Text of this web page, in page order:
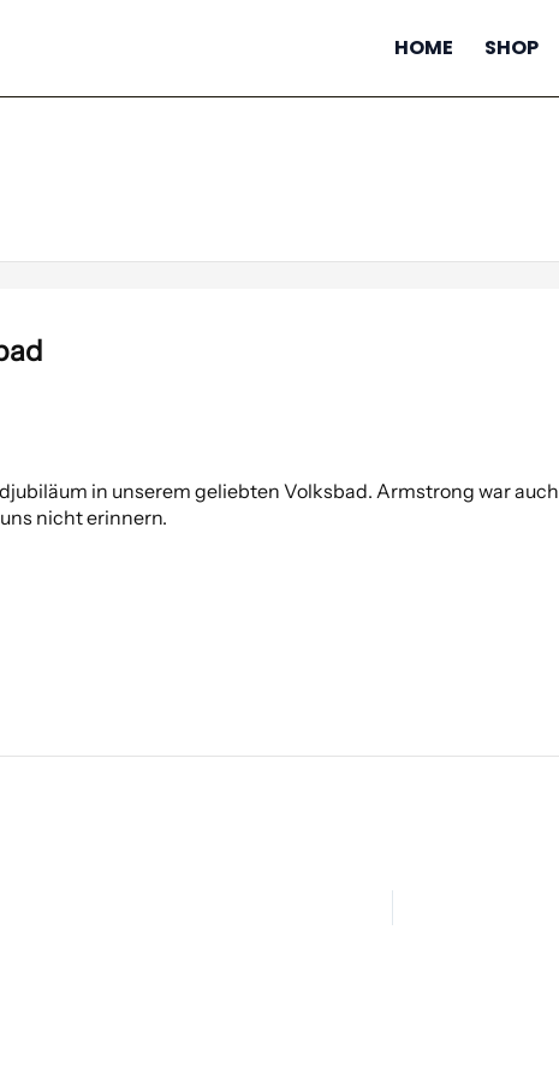
HOME SHOP
in unserem geliebten Volksbad. Armstrong war auch
nicht erinnern.